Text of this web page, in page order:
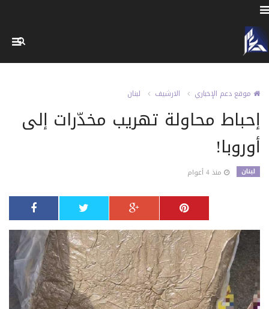
موقع دعم الإخباري الارشيف لبنان
إحباط محاولة تهريب مخدّرات إلى
أوروبا!
لبنان منذ 4 أعوام